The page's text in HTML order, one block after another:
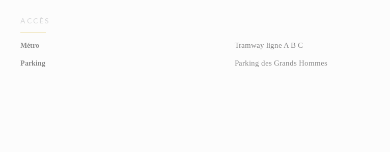
ACCÈS
Métro Tramway ligne A B C
Parking Parking des Grands Hommes